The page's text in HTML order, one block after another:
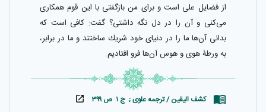
از فضايل على است و براى من بازگفتى با اين قوم همكارى
مى‌كنى و آن را در دل نگه داشتى‌؟ گفت: كافى است كه
بدانى آن‌ها ما را در دنياى خود شريك ساختند و ما در برابر،
به ورطۀ هوى و هوس آن‌ها فرو افتاديم.
کشف الیقین / ترجمه علوی ; ج ۱ ص ۳۹۹